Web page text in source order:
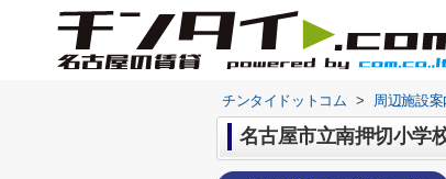
チンタイドットコム > 周辺施設案
名古屋市立南押切小学